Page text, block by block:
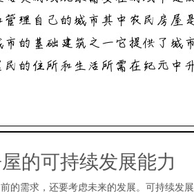
的可持续发展能力
的需求，还要考虑未来的发展。可持续发展